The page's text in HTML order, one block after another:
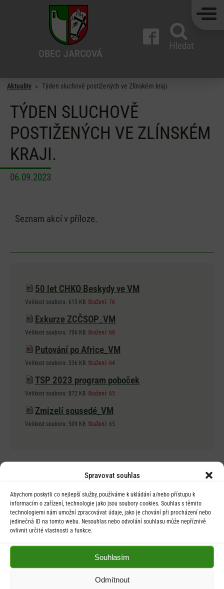
Spravovat souhlas
Abychom poskytli co nejlepší služby, používáme k ukládání a/nebo přístupu k
informacím o zařízení, technologie jako jsou soubory cookies. Souhlas s těmito
technologiemi nám umožní zpracovávat údaje, jako je chování při procházení nebo
jedinečná ID na tomto webu. Nesouhlas nebo odvolání souhlasu může nepříznivě
ovlivnit určité vlastnosti a funkce.
Souhlasím
Odmítnout
OBEC JARCOVÁ
Hledat
Aktuality » Týden sluchově postižených ve Zlínském kraji.
TÝDEN SLUCHOVĚ
POSTIŽENÝCH VE ZLÍNSKÉM
KRAJI.
06.09.2023
Seznam akcí v příloze.
50 let CHKO Beskydy ve VM
Velikost souboru: 615 KB Stažení: 76
Exkurze ZCČSOP_VM
Velikost souboru: 706 KB Stažení: 68
Putování po Africe_VM
Velikost souboru: 536 KB Stažení: 64
TSP 2023 program poboček
Velikost souboru: 872 KB Stažení: 65
Zmizelí sousedé_VM
Velikost souboru: 509 KB Stažení: 65
Úřední hodiny
Po 9.00-12.00 hod. / 14.00-17.00 hod.
St 9.00-12.00 hod. / 14.00-17.00 hod.
Počasí